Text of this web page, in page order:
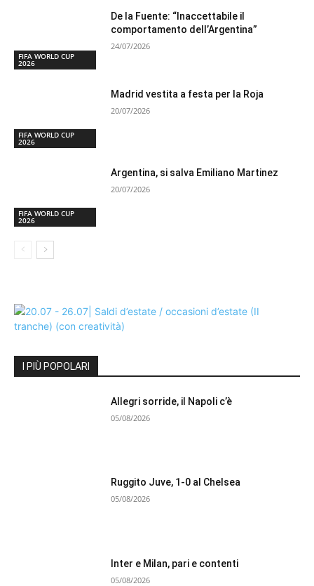
FIFA WORLD CUP
2026
De la Fuente: “Inaccettabile il
comportamento dell’Argentina”
24/07/2026
FIFA WORLD CUP
2026
Madrid vestita a festa per la Roja
20/07/2026
FIFA WORLD CUP
2026
Argentina, si salva Emiliano Martinez
20/07/2026
I PIÙ POPOLARI
Allegri sorride, il Napoli c’è
05/08/2026
Ruggito Juve, 1-0 al Chelsea
05/08/2026
Inter e Milan, pari e contenti
05/08/2026